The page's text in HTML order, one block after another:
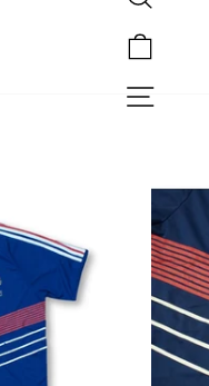
Rechercher
Navigation